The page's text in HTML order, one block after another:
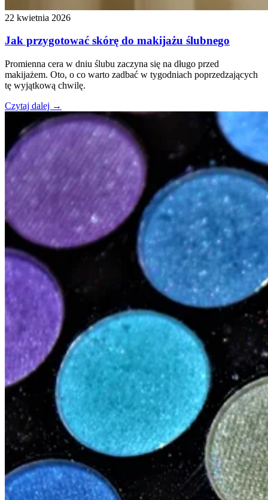
22 kwietnia 2026
Jak przygotować skórę do makijażu ślubnego
Promienna cera w dniu ślubu zaczyna się na długo przed
makijażem. Oto, o co warto zadbać w tygodniach poprzedzających
tę wyjątkową chwilę.
Czytaj dalej →